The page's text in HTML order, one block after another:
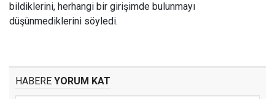
bildiklerini, herhangi bir girişimde bulunmayı
düşünmediklerini söyledi.
HABERE YORUM KAT